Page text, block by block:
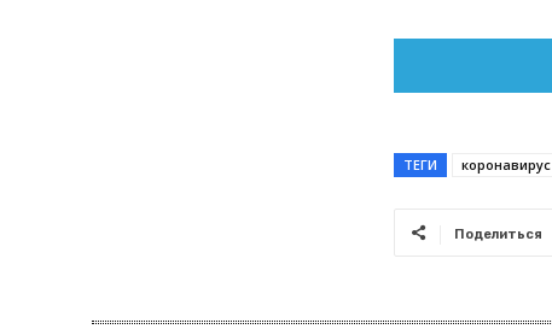
ТЕГИ коронавирус
Поделиться